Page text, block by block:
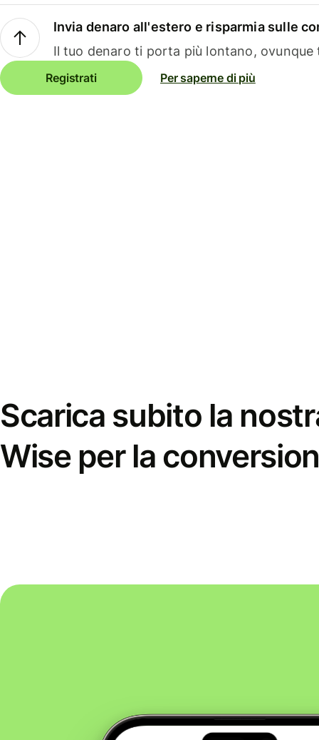
Invia denaro all'estero e risparmia sulle
Il tuo denaro ti porta più lontano, ovunque
Registrati Per saperne di più
Scarica subito la
Wise per la